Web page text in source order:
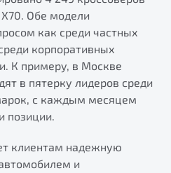
Обе модели
как среди частных
корпоративных
К примеру, в Москве
в пятерку лидеров среди
с каждым месяцем
позиции.
клиентам надежную
и